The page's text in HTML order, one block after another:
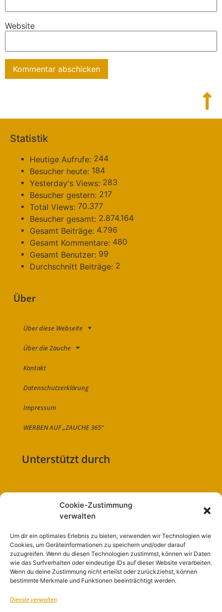
Cookie-Zustimmung
verwalten
Um dir ein optimales Erlebnis zu bieten, verwenden wir Technologien wie
Cookies, um Geräteinformationen zu speichern und/oder darauf
zuzugreifen. Wenn du diesen Technologien zustimmst, können wir Daten
wie das Surfverhalten oder eindeutige IDs auf dieser Website verarbeiten.
Wenn du deine Zustimmung nicht erteilst oder zurückziehst, können
bestimmte Merkmale und Funktionen beeinträchtigt werden.
Dienste verwalten
Website
Statistik
Heutige Aufrufe: 244
Besucher heute: 184
Yesterday's Views: 283
Besucher gestern: 217
Total Views: 70.377
Besucher gesamt: 2.874.164
Gesamt Beiträge: 4.796
Gesamt Kommentare: 480
Gesamt Benutzer: 99
Durchschnitt Beiträge: 2
Über
Über diese Webseite
Über die Zauche
Kontakt
Datenschutzerklärung
Impressum
WERBEN AUF „ZAUCHE 365“
Unterstützt durch
Folge uns auf:
Navigation